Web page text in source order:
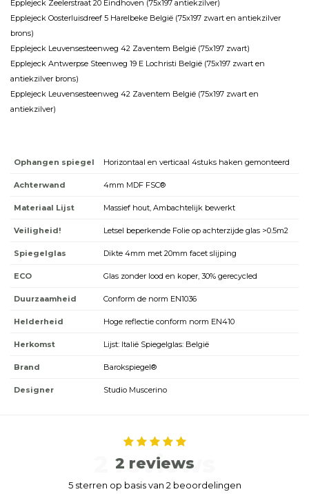
Epplejeck Zeelerstraat 20 Eindhoven (75x197 antiekzilver)
Epplejeck Oosterluisdreef 5 Harelbeke België (75x197 zwart en antiekzilver
brons)
Epplejeck Leuvensesteenweg 42 Zaventem België (75x197 zwart)
Epplejeck Antwerpse Steenweg 19 E Lochristi België (75x197 zwart en
antiekzilver brons)
Epplejeck Leuvensesteenweg 42 Zaventem België (75x197 zwart en
antiekzilver)
Ophangen spiegel Horizontaal en verticaal 4stuks haken gemonteerd
Achterwand 4mm MDF FSC®
Materiaal Lijst Massief hout, Ambachtelijk bewerkt
Veiligheid! Letsel beperkende Folie op achterzijde glas >0.5m2
Spiegelglas Dikte 4mm met 20mm facet slijping
ECO Glas zonder lood en koper, 30% gerecycled
Duurzaamheid Conform de norm EN1036
Helderheid Hoge reflectie conform norm EN410
Herkomst Lijst: Italië Spiegelglas: België
Brand Barokspiegel®
Designer Studio Muscerino
2 reviews
2 reviews
5 sterren op basis van 2 beoordelingen